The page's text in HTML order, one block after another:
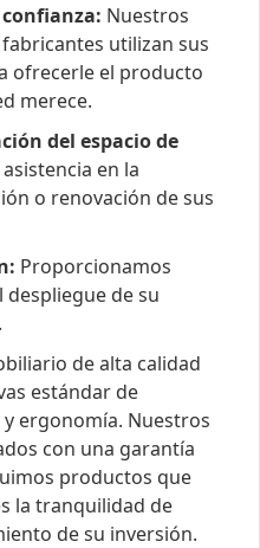
Nuestros
utilizan sus
ofrecerle el producto
merece.
del espacio de
en la
o renovación de sus
Proporcionamos
despliegue de su
de alta calidad
estándar de
ergonomía. Nuestros
con una garantía
productos que
la tranquilidad de
de su inversión.